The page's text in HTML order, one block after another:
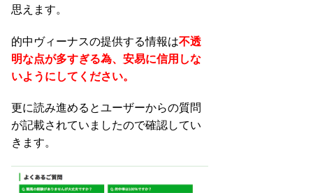
思えます。
的中ヴィーナスの提供する情報は不透
明な点が多すぎる為、安易に信用しな
いようにしてください。
更に読み進めるとユーザーからの質問
が記載されていましたので確認してい
きます。